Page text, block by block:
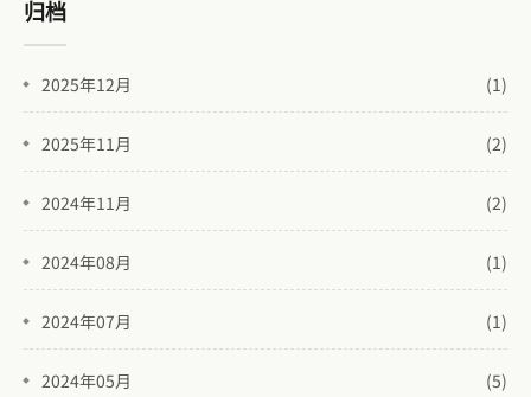
归档
2025年12月 (1)
2025年11月 (2)
2024年11月 (2)
2024年08月 (1)
2024年07月 (1)
2024年05月 (5)